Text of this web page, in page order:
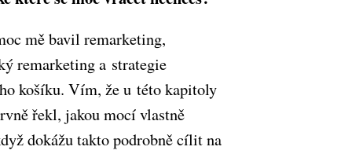
mě bavil remarketing,
remarketing a strategie
košíku. Vím, že u této kapitoly
řekl, jakou mocí vlastně
dokážu takto podrobně cílit na